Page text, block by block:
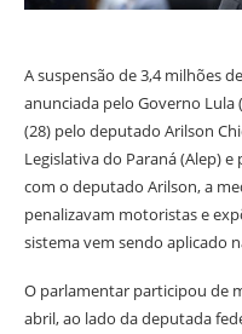
A suspensão de 3,4 milhões
anunciada pelo Governo Lula
(28) pelo deputado Arilson
Legislativa do Paraná (Alep)
com o deputado Arilson, a
penalizavam motoristas e
sistema vem sendo aplicado
O parlamentar participou de
abril, ao lado da deputada